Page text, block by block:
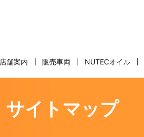
店舗案内 販売車両 NUTECオイル
サイトマップ